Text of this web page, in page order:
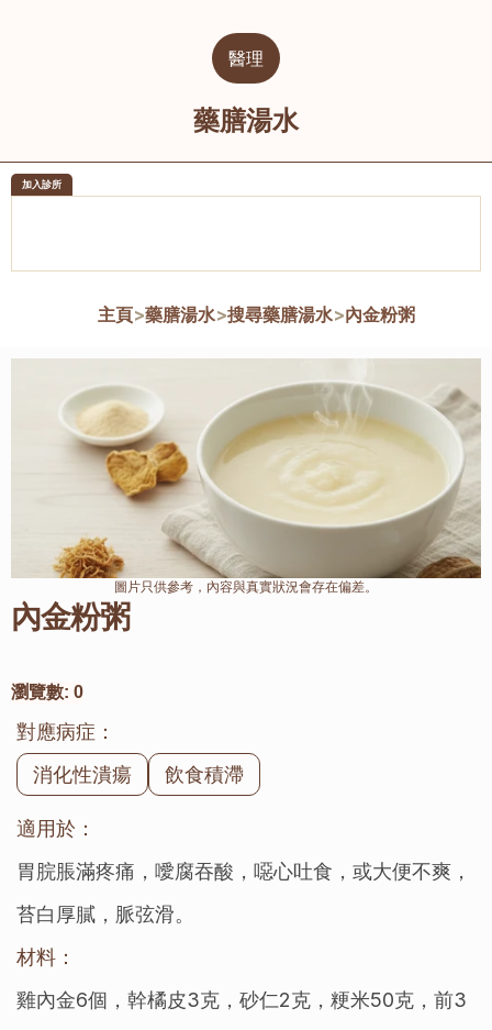
醫理
藥膳湯水
加入診所
主頁>藥膳湯水>搜尋藥膳湯水>內金粉粥
內金粉粥
瀏覽數: 0
對應病症：
消化性潰瘍
飲食積滯
適用於：
胃脘脹滿疼痛，噯腐吞酸，噁心吐食，或大便不爽，
苔白厚膩，脈弦滑。
材料：
雞內金6個，幹橘皮3克，砂仁2克，粳米50克，前3
圖片只供參考，內容與真實狀況會存在偏差。